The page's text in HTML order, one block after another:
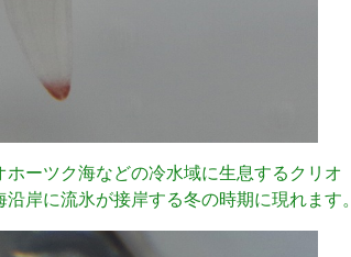
ーツク海などの冷水域に生息するクリオ
岸に流氷が接岸する冬の時期に現れます。